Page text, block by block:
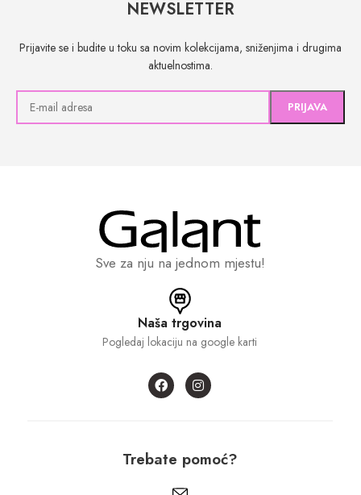
NEWSLETTER
Prijavite se i budite u toku sa novim kolekcijama, sniženjima i drugima
aktuelnostima.
Sve za nju na jednom mjestu!
Naša trgovina
Pogledaj lokaciju na google karti
Trebate pomoć?